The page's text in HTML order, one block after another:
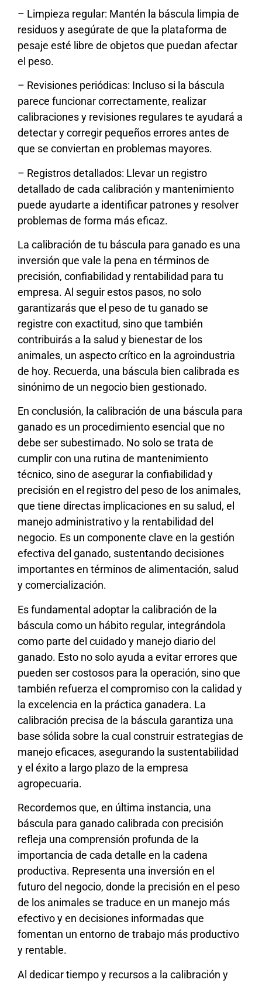
– Limpieza regular: Mantén la báscula limpia de
residuos y asegúrate de que la plataforma de
pesaje esté libre de objetos que puedan afectar
el peso.
– Revisiones periódicas: Incluso si la báscula
parece funcionar correctamente, realizar
calibraciones y revisiones regulares te ayudará a
detectar y corregir pequeños errores antes de
que se conviertan en problemas mayores.
– Registros detallados: Llevar un registro
detallado de cada calibración y mantenimiento
puede ayudarte a identificar patrones y resolver
problemas de forma más eficaz.
La calibración de tu báscula para ganado es una
inversión que vale la pena en términos de
precisión, confiabilidad y rentabilidad para tu
empresa. Al seguir estos pasos, no solo
garantizarás que el peso de tu ganado se
registre con exactitud, sino que también
contribuirás a la salud y bienestar de los
animales, un aspecto crítico en la agroindustria
de hoy. Recuerda, una báscula bien calibrada es
sinónimo de un negocio bien gestionado.
En conclusión, la calibración de una báscula para
ganado es un procedimiento esencial que no
debe ser subestimado. No solo se trata de
cumplir con una rutina de mantenimiento
técnico, sino de asegurar la confiabilidad y
precisión en el registro del peso de los animales,
que tiene directas implicaciones en su salud, el
manejo administrativo y la rentabilidad del
negocio. Es un componente clave en la gestión
efectiva del ganado, sustentando decisiones
importantes en términos de alimentación, salud
y comercialización.
Es fundamental adoptar la calibración de la
báscula como un hábito regular, integrándola
como parte del cuidado y manejo diario del
ganado. Esto no solo ayuda a evitar errores que
pueden ser costosos para la operación, sino que
también refuerza el compromiso con la calidad y
la excelencia en la práctica ganadera. La
calibración precisa de la báscula garantiza una
base sólida sobre la cual construir estrategias de
manejo eficaces, asegurando la sustentabilidad
y el éxito a largo plazo de la empresa
agropecuaria.
Recordemos que, en última instancia, una
báscula para ganado calibrada con precisión
refleja una comprensión profunda de la
importancia de cada detalle en la cadena
productiva. Representa una inversión en el
futuro del negocio, donde la precisión en el peso
de los animales se traduce en un manejo más
efectivo y en decisiones informadas que
fomentan un entorno de trabajo más productivo
y rentable.
Al dedicar tiempo y recursos a la calibración y